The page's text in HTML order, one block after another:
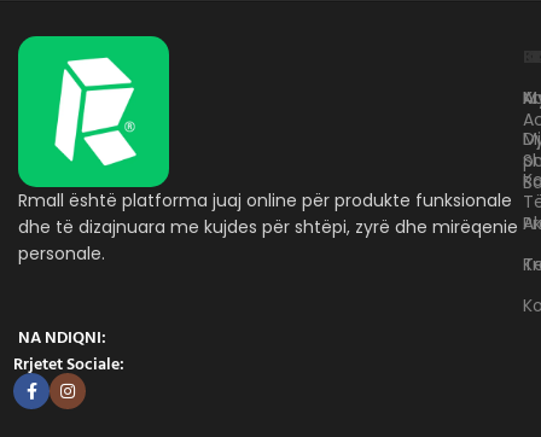
Rmall është platforma juaj online për produkte funksionale
dhe të dizajnuara me kujdes për shtëpi, zyrë dhe mirëqenie
personale.
NA NDIQNI:
Rrjetet Sociale: